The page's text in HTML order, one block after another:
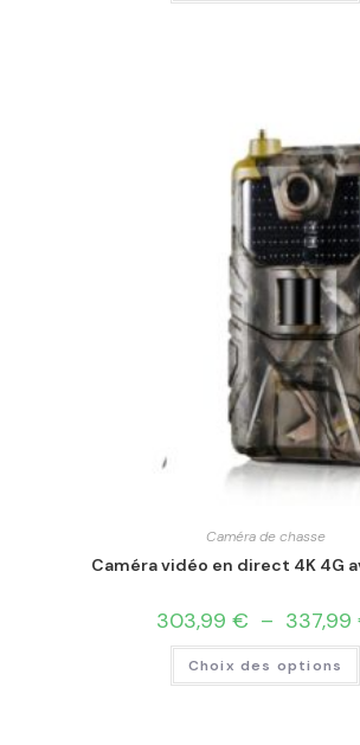
Caméra de chasse
Caméra vidéo en direct 4K 4G
303,99 € – 337,99
Choix des options